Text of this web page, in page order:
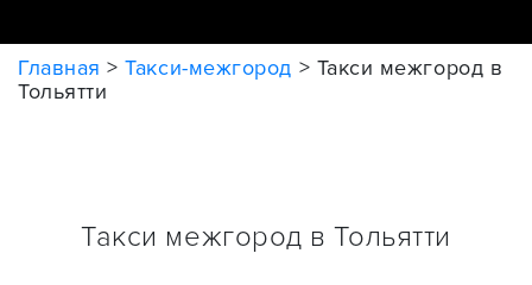
Главная >Такси-межгород > Такси межгород в
Тольятти
Такси межгород в Тольятти